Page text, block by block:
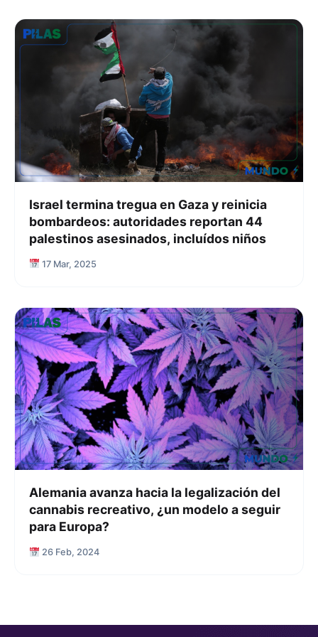
Israel termina tregua en Gaza y reinicia
bombardeos: autoridades reportan 44
palestinos asesinados, incluídos niños
17 Mar, 2025
Alemania avanza hacia la legalización del
cannabis recreativo, ¿un modelo a seguir
para Europa?
26 Feb, 2024